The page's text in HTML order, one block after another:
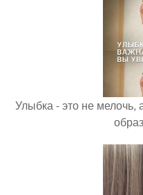
Улыбка - это не мелочь,